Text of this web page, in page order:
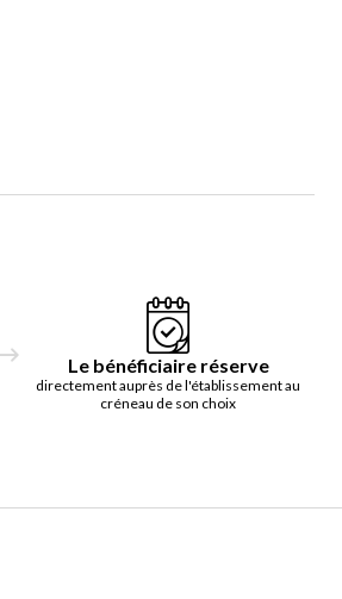
Le bénéficiaire réserve
directement auprès de l'établissement au
créneau de son choix